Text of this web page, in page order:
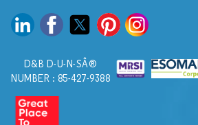
D&B D-U-N-SÂ®
NUMBER : 85-427-9388